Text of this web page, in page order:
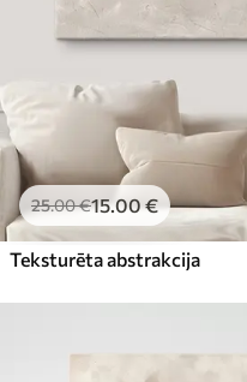
25.00€15.00€
Teksturēta abstrakcija